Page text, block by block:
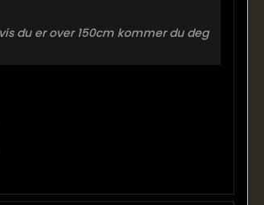
du er over 150cm kommer du deg